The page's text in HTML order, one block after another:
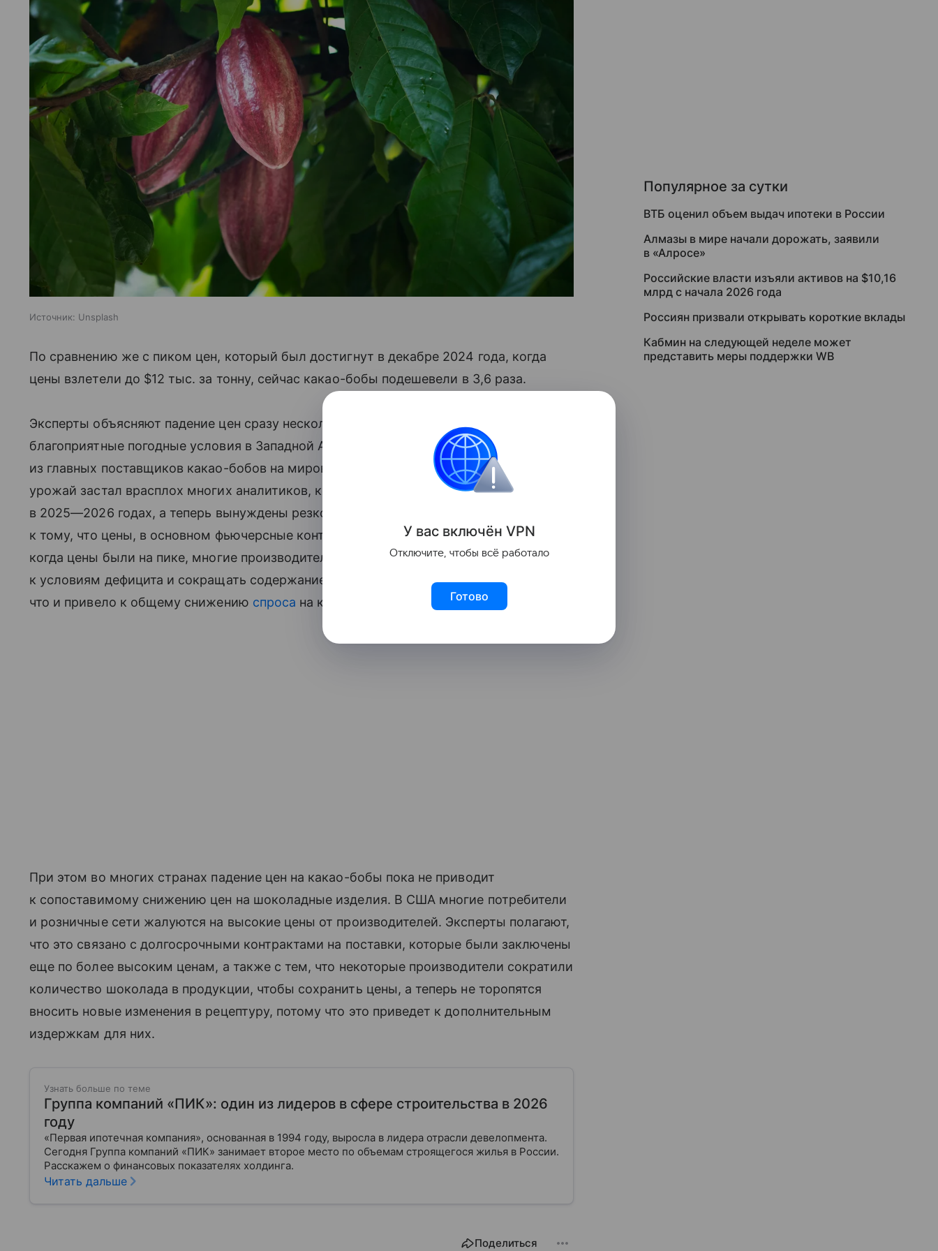
Источник: Unsplash
По сравнению же с пиком цен, который был достигнут в декабре 2024 года, когда
цены взлетели до $12 тыс. за тонну, сейчас какао-бобы подешевели в 3,6 раза.
Эксперты объясняют падение цен сразу несколькими факторами. Во-первых, это
благоприятные погодные условия в Западной Африке, которая является одним
из главных поставщиков какао-бобов на мировой рынок. Кроме того, хороший
урожай застал врасплох многих аналитиков, которые прогнозировали дефицит какао
в 2025—2026 годах, а теперь вынуждены резко пересматривать их, что также ведет
к тому, что цены, в основном фьючерсные контракты, резко идут вниз. Кроме того,
когда цены были на пике, многие производители стали приспосабливаться
к условиям дефицита и сокращать содержание какао в ряде своих продуктов,
что и привело к общему снижению спроса на какао в мире.
При этом во многих странах падение цен на какао-бобы пока не приводит
к сопоставимому снижению цен на шоколадные изделия. В США многие потребители
и розничные сети жалуются на высокие цены от производителей. Эксперты полагают,
что это связано с долгосрочными контрактами на поставки, которые были заключены
еще по более высоким ценам, а также с тем, что некоторые производители сократили
количество шоколада в продукции, чтобы сохранить цены, а теперь не торопятся
вносить новые изменения в рецептуру, потому что это приведет к дополнительным
издержкам для них.
Узнать больше по теме
Группа компаний «ПИК»: один из лидеров в сфере строительства в 2026
году
«Первая ипотечная компания», основанная в 1994 году, выросла в лидера отрасли девелопмента.
Сегодня Группа компаний «ПИК» занимает второе место по объемам строящегося жилья в России.
Расскажем о финансовых показателях холдинга.
Читать дальше
Поделиться
Популярное за сутки
ВТБ оценил объем выдач ипотеки в России
Алмазы в мире начали дорожать, заявили
в «Алросе»
Российские власти изъяли активов на $10,16
млрд с начала 2026 года
Россиян призвали открывать короткие вклады
Кабмин на следующей неделе может
представить меры поддержки WB
У вас включён VPN
Отключите, чтобы всё работало
Готово